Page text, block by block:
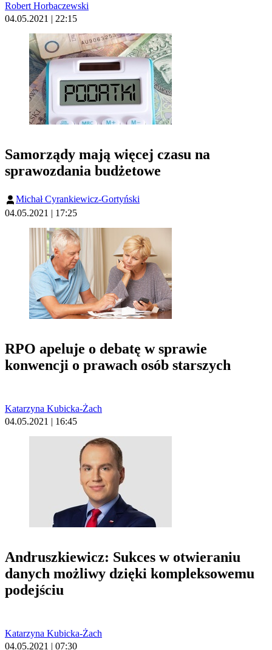
Robert Horbaczewski
04.05.2021 | 22:15
Samorządy mają więcej czasu na
sprawozdania budżetowe
Michał Cyrankiewicz-Gortyński
04.05.2021 | 17:25
RPO apeluje o debatę w sprawie
konwencji o prawach osób starszych
Katarzyna Kubicka-Żach
04.05.2021 | 16:45
Andruszkiewicz: Sukces w otwieraniu
danych możliwy dzięki kompleksowemu
podejściu
Katarzyna Kubicka-Żach
04.05.2021 | 07:30